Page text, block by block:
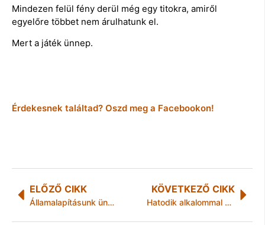
Mindezen felül fény derül még egy titokra, amiről
egyelőre többet nem árulhatunk el.
Mert a játék ünnep.
Érdekesnek találtad? Oszd meg a Facebookon!
ELŐZŐ CIKK
Államalapításunk ünnepe Miskolcon
KÖVETKEZŐ CIKK
Hatodik alkalommal kerül megrendezésre a Farkas János Torna